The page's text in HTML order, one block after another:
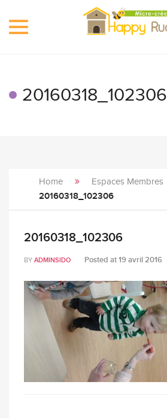
Toggle
20160318_102306
Home Espaces Membres
20160318_102306
20160318_102306
BY ADMINSIDO Posted at19 avril 2016